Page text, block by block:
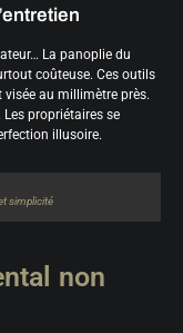
La panoplie du
coûteuse. Ces outils
au millimètre près.
propriétaires se
illusoire.
simplicité
non